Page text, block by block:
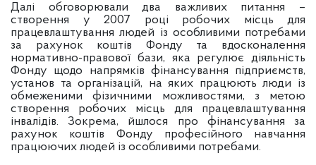
Далі обговорювали два важливих питання –
створення у 2007 році робочих місць для
працевлаштування людей із особливими потребами
за рахунок коштів Фонду та вдосконалення
нормативно-правової бази, яка регулює діяльність
Фонду щодо напрямків фінансування підприємств,
установ та організацій, на яких працюють люди із
обмеженими фізичними можливостями, з метою
створення робочих місць для працевлаштування
інвалідів. Зокрема, йшлося про фінансування за
рахунок коштів Фонду професійного навчання
працюючих людей із особливими потребами.